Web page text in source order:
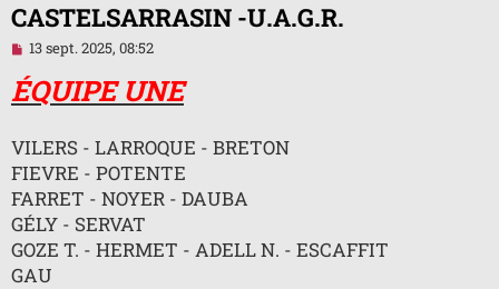
CASTELSARRASIN -U.A.G.R.
M
s
s
e
n
o
n
l
u
13 sept. 2025, 08:52
ÉQUIPE UNE
VILERS - LARROQUE - BRETON
FIEVRE - POTENTE
FARRET - NOYER - DAUBA
GÉLY - SERVAT
GOZE T. - HERMET - ADELL N. - ESCAFFIT
GAU